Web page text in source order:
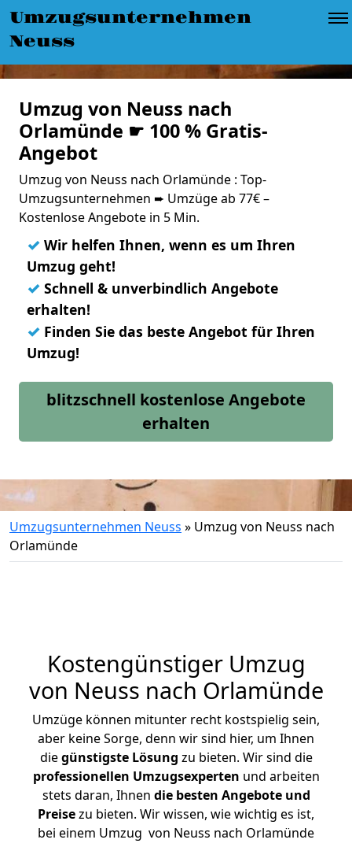
Umzugsunternehmen
Neuss
Umzug von Neuss nach
Orlamünde ☛ 100 % Gratis-
Angebot
Umzug von Neuss nach Orlamünde : Top-
Umzugsunternehmen ➨ Umzüge ab 77€ –
Kostenlose Angebote in 5 Min.
✓ Wir helfen Ihnen, wenn es um Ihren
Umzug geht!
✓ Schnell & unverbindlich Angebote
erhalten!
✓ Finden Sie das beste Angebot für Ihren
Umzug!
blitzschnell kostenlose Angebote
erhalten
Umzugsunternehmen Neuss » Umzug von Neuss nach
Orlamünde
Kostengünstiger Umzug
von Neuss nach Orlamünde
Umzüge können mitunter recht kostspielig sein,
aber keine Sorge, denn wir sind hier, um Ihnen
diegünstigste Lösung zu bieten. Wir sind die
professionellen Umzugsexperten und arbeiten
stets daran, Ihnen die besten Angebote und
Preisezu bieten. Wir wissen, wie wichtig es ist,
bei einem Umzug von Neuss nach Orlamünde